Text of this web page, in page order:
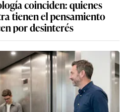
coinciden: quienes
tienen el pensamiento
por desinterés